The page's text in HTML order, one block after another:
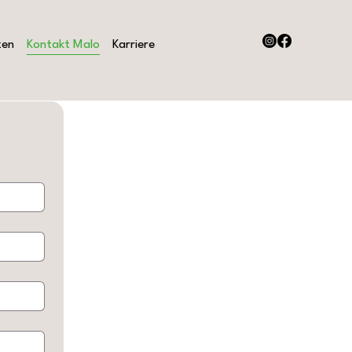
Kontakt Malo Karriere